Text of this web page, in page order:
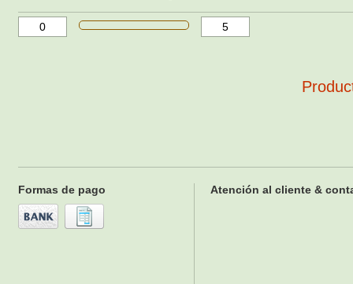
Formas de pago Atención al cliente &